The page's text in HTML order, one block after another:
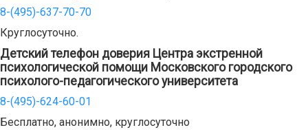
8-(495)-637-70-70
Круглосуточно.
Детский телефон доверия Центра экстренной
психологической помощи Московского городского
психолого-педагогического университета
8-(495)-624-60-01
Бесплатно, анонимно, круглосуточно